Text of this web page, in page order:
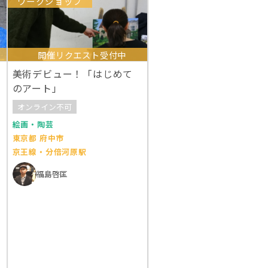
開催リクエスト受付中
美術デビュー！「はじめて
のアート」
オンライン不可
絵画・陶芸
東京都 府中市
京王線・分倍河原駅
福島啓匡